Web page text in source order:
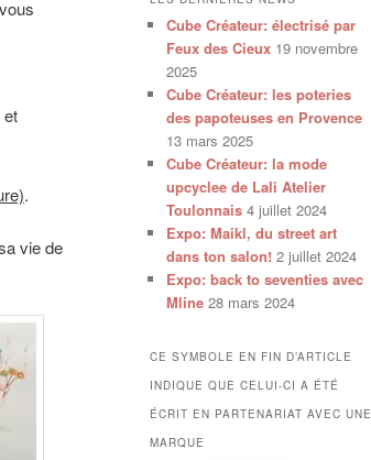
et
.
vie de
Cube Créateur: électrisé par
Feux des Cieux 19 novembre
2025
Cube Créateur: les poteries
des papoteuses en Provence
13 mars 2025
Cube Créateur: la mode
upcyclee de Lali Atelier
Toulonnais 4 juillet 2024
Expo: Maikl, du street art
dans ton salon! 2 juillet 2024
Expo: back to seventies avec
Mline 28 mars 2024
CE SYMBOLE EN FIN D’ARTICLE
INDIQUE QUE CELUI-CI A ÉTÉ
ÉCRIT EN PARTENARIAT AVEC UNE
MARQUE